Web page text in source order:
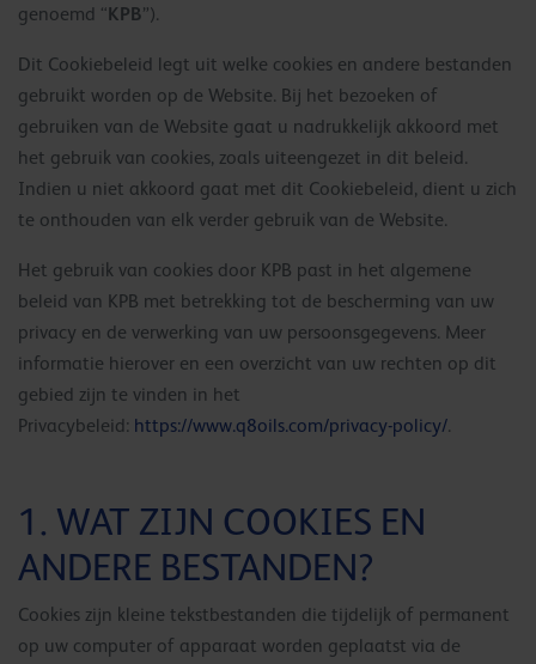
genoemd “KPB”).
Dit Cookiebeleid legt uit welke cookies en andere bestanden
gebruikt worden op de Website. Bij het bezoeken of
gebruiken van de Website gaat u nadrukkelijk akkoord met
het gebruik van cookies, zoals uiteengezet in dit beleid.
Indien u niet akkoord gaat met dit Cookiebeleid, dient u zich
te onthouden van elk verder gebruik van de Website.
Het gebruik van cookies door KPB past in het algemene
beleid van KPB met betrekking tot de bescherming van uw
privacy en de verwerking van uw persoonsgegevens. Meer
informatie hierover en een overzicht van uw rechten op dit
gebied zijn te vinden in het
Privacybeleid: https://www.q8oils.com/privacy-policy/.
1. WAT ZIJN COOKIES EN
ANDERE BESTANDEN?
Cookies zijn kleine tekstbestanden die tijdelijk of permanent
op uw computer of apparaat worden geplaatst via de